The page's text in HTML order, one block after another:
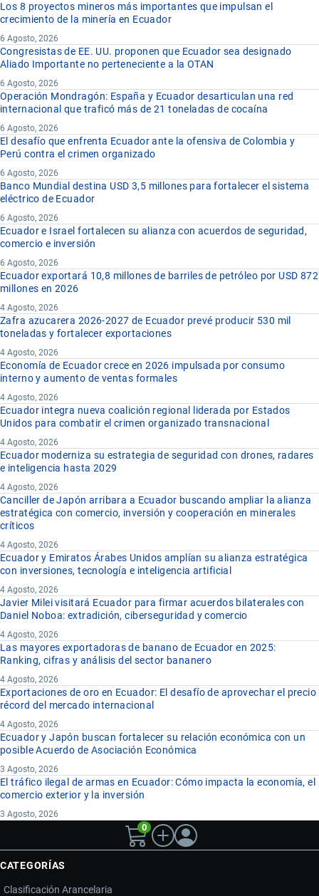
Los 8 proyectos mineros más importantes que impulsan el
crecimiento de la minería en Ecuador
6 Agosto, 2026
Congresistas de EE. UU. proponen que Ecuador sea designado
Aliado Importante no perteneciente a la OTAN
6 Agosto, 2026
Operación Mondragón: España y Ecuador desarticulan una red
internacional que traficó más de 21 toneladas de cocaína
6 Agosto, 2026
El desafío que enfrenta Ecuador ante la ofensiva de Colombia y
Perú contra el crimen organizado
6 Agosto, 2026
Banco Mundial destina USD 3,5 millones para fortalecer el sistema
eléctrico de Ecuador
6 Agosto, 2026
Ecuador e Israel fortalecen su alianza con acuerdos de seguridad,
comercio e inversión
6 Agosto, 2026
Ecuador exportará 10,8 millones de barriles de petróleo por USD 872
millones en 2026
4 Agosto, 2026
Zafra azucarera 2026-2027 de Ecuador prevé producir 530 mil
toneladas y fortalecer exportaciones
4 Agosto, 2026
Economía de Ecuador crece en 2026 impulsada por consumo
interno y aumento de ventas formales
4 Agosto, 2026
Ecuador integra nueva coalición regional liderada por Estados
Unidos para combatir el crimen organizado transnacional
4 Agosto, 2026
Ecuador moderniza su estrategia de seguridad con drones, radares
e inteligencia hasta 2029
4 Agosto, 2026
Canciller de Japón arribara a Ecuador buscando ampliar la alianza
estratégica con comercio, inversión y cooperación en minerales
críticos
4 Agosto, 2026
Ecuador y Emiratos Árabes Unidos amplían su alianza estratégica
con inversiones, tecnología e inteligencia artificial
4 Agosto, 2026
Javier Milei visitará Ecuador para firmar acuerdos bilaterales con
Daniel Noboa: extradición, ciberseguridad y comercio
4 Agosto, 2026
Las mayores exportadoras de banano de Ecuador en 2025:
Ranking, cifras y análisis del sector bananero
4 Agosto, 2026
Exportaciones de oro en Ecuador: El desafío de aprovechar el precio
récord del mercado internacional
4 Agosto, 2026
Ecuador y Japón buscan fortalecer su relación económica con un
posible Acuerdo de Asociación Económica
3 Agosto, 2026
El tráfico ilegal de armas en Ecuador: Cómo impacta la economía, el
comercio exterior y la inversión
3 Agosto, 2026
0
CATEGORÍAS
Clasificación Arancelaria